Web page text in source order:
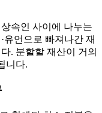
속인 사이에 나누는
유언으로 빠져나간 재
. 분할할 재산이 거의
니다.